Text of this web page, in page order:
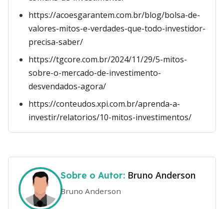
https://acoesgarantem.com.br/blog/bolsa-de-
valores-mitos-e-verdades-que-todo-investidor-
precisa-saber/
https://tgcore.com.br/2024/11/29/5-mitos-
sobre-o-mercado-de-investimento-
desvendados-agora/
https://conteudos.xpi.com.br/aprenda-a-
investir/relatorios/10-mitos-investimentos/
Sobre o Autor: Bruno Anderson
Bruno Anderson